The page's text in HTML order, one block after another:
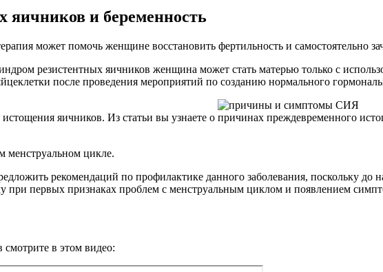
яичников и беременность
может помочь женщине восстановить фертильность и самостоятельно
резистентных яичников женщина может стать матерью только с
после проведения мероприятий по созданию нормального
яичников. Из статьи вы узнаете о причинах преждевременного
менструальном цикле.
рекомендаций по профилактике данного заболевания, поскольку до
при первых признаках проблем с менструальным циклом и появлением
в этом видео: